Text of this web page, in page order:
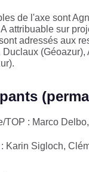
de l'axe sont
attribuable sur
adressés aux
Duclaux
TOP : Marco
Karin Sigloch,